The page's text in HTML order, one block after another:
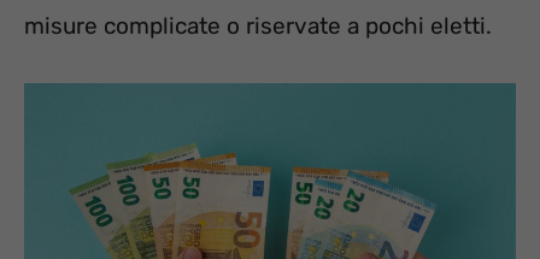
misure complicate o riservate a pochi eletti.